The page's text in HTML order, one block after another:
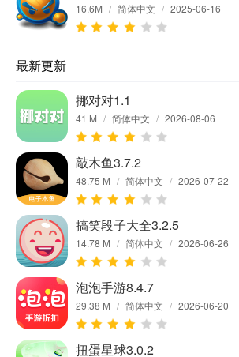
16.6M / 简体中文 / 2025-06-16
最新更新
挪对对1.1
41 M / 简体中文 / 2026-08-06
敲木鱼3.7.2
48.75 M / 简体中文 / 2026-07-22
搞笑段子大全3.2.5
14.78 M / 简体中文 / 2026-06-26
泡泡手游8.4.7
29.38 M / 简体中文 / 2026-06-20
扭蛋星球3.0.2